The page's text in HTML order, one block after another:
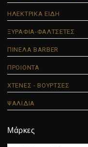
ΗΛΕΚΤΡΙΚΑ ΕΙΔΗ
ΞΥΡΑΦΙΑ-ΦΑΛΤΣΕΤΕΣ
ΠΙΝΕΛΑ BARBER
ΠΡΟΙΟΝΤΑ
ΧΤΕΝΕΣ - ΒΟΥΡΤΣΕΣ
ΨΑΛΙΔΙΑ
Μάρκες